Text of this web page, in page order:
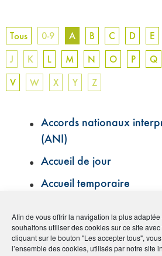
Afin de vous offrir la navigation la plus
souhaitons utiliser des cookies sur ce site
cliquant sur le bouton "Les accepter tous",
l’ensemble des cookies, utilisés par notre site
Tous 0-9 A B C D E
J
K L M N O P Q
V
W X Y Z
Accords nationaux
(ANI)
Accueil de jour
Accueil temporaire
Affection de longue
Agent général